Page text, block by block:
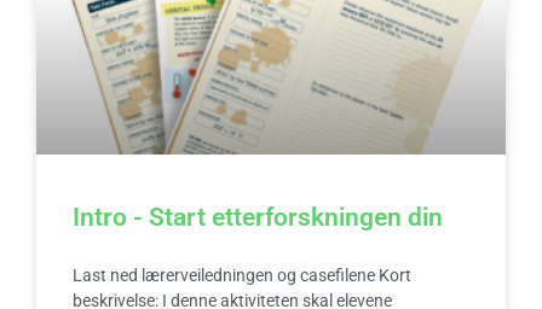
Intro - Start etterforskningen din
Last ned lærerveiledningen og casefilene Kort
beskrivelse: I denne aktiviteten skal elevene